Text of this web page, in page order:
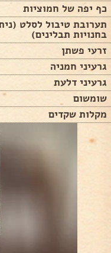
כף יפה של חמוציות
תערובת טיבול לסלט
בחנויות תבלינים)
זרעי פשתן
גרעיני חמניה
גרעיני דלעת
שומשום
מקלות שקדים